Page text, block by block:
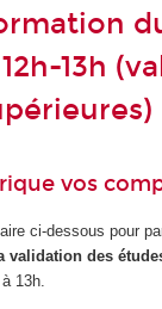
13h
vos
ci-dessous pour
validation des
13h.